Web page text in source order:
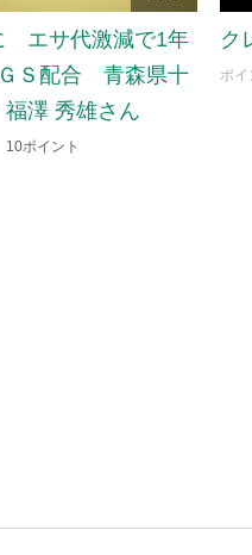
エサ代激減で1年
Ｓ配合 青森県十
澤 秀雄さん
10ポイント
ク
ポイ